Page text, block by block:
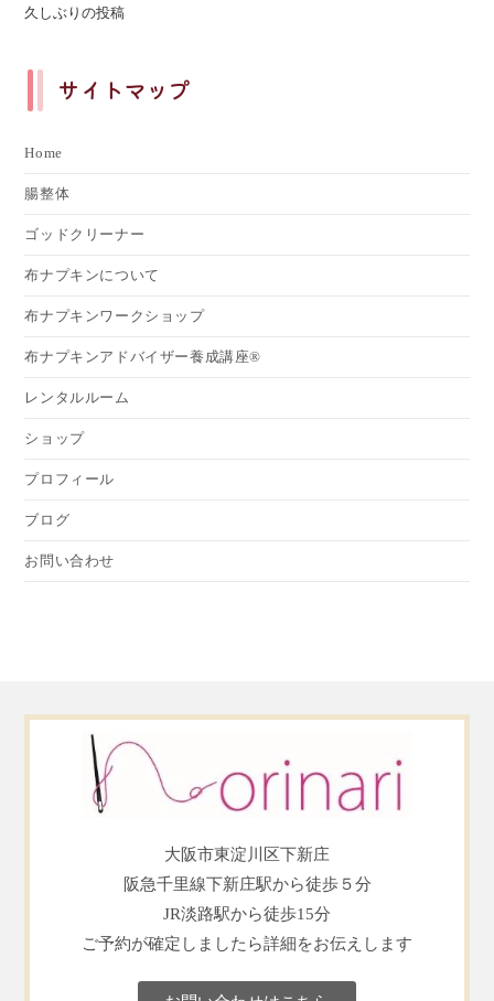
久しぶりの投稿
サイトマップ
Home
腸整体
ゴッドクリーナー
布ナプキンについて
布ナプキンワークショップ
布ナプキンアドバイザー養成講座®
レンタルルーム
ショップ
プロフィール
ブログ
お問い合わせ
大阪市東淀川区下新庄
阪急千里線下新庄駅から徒歩５分
JR淡路駅から徒歩15分
ご予約が確定しましたら詳細をお伝えします